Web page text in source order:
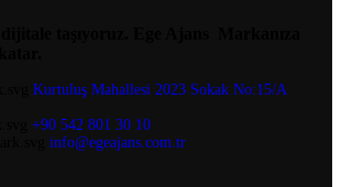
taşıyoruz.
Kurtuluş Mahallesi 2023 Sokak No:15/A
+90 542 801 30 10
info@egeajans.com.tr